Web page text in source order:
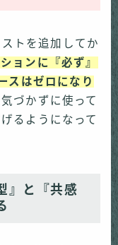
トを追加してか
ョンに『必ず』
スはゼロになり
づかずに使って
るようになって
』と『共感